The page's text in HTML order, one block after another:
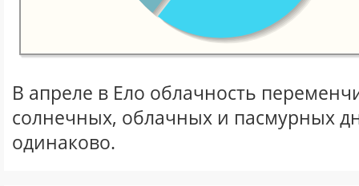
В апреле в Ело облачность
солнечных, облачных и пасмурных
одинаково.